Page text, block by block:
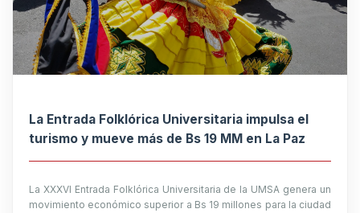
La Entrada Folklórica Universitaria impulsa el
turismo y mueve más de Bs 19 MM en La Paz
La XXXVI Entrada Folklórica Universitaria de la UMSA genera un
movimiento económico superior a Bs 19 millones para la ciudad